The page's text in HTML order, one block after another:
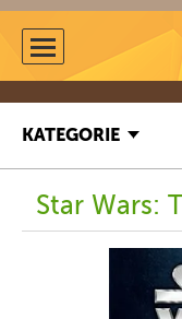
KATEGORIE
Star Wars: